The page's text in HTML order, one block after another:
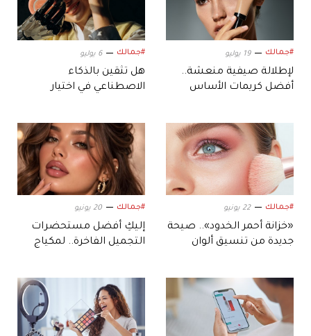
#جمالك 19 يوليو
لإطلالة صيفية منعشة..
أفضل كريمات الأساس
#جمالك 6 يوليو
هل تثقين بالذكاء
الاصطناعي في اختيار
#جمالك 22 يونيو
«خزانة أحمر الخدود».. صيحة
جديدة من تنسيق ألوان
#جمالك 20 يونيو
إليكِ أفضل مستحضرات
التجميل الفاخرة.. لمكياج